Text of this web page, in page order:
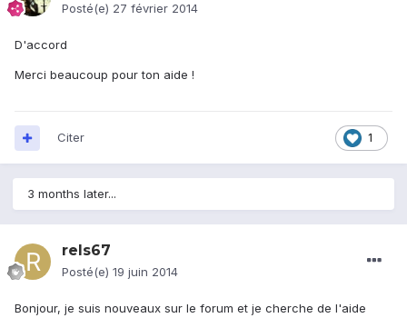
Posté(e) 27 février 2014
D'accord
Merci beaucoup pour ton aide !
1
Citer
3 months later...
rels67
Posté(e) 19 juin 2014
Bonjour, je suis nouveaux sur le forum et je cherche de l'aide